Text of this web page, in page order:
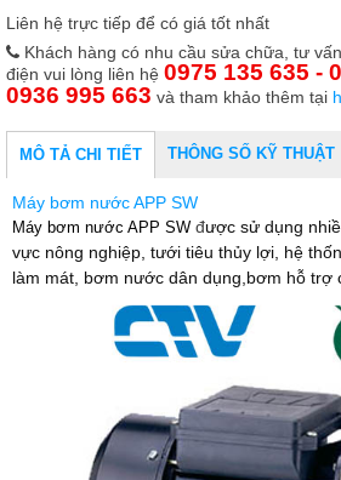
Liên hệ trực tiếp để có giá tốt nhất
Khách hàng có nhu cầu sửa chữa, tư
điện vui lòng liên hệ 0975 135 635 -
0936 995 663 và tham khảo thêm tại
MÔ TẢ CHI TIẾT THÔNG SỐ KỸ THUẬT
Máy bơm nước APP SW
Máy bơm nước APP SW được sử dụng
vực nông nghiệp, tưới tiêu thủy lợi, hệ
làm mát, bơm nước dân dụng,bơm hỗ trợ